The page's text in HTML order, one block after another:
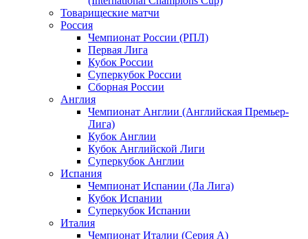
Товарищеские матчи
Россия
Чемпионат России (РПЛ)
Первая Лига
Кубок России
Суперкубок России
Сборная России
Англия
Чемпионат Англии (Английская Премьер-
Лига)
Кубок Англии
Кубок Английской Лиги
Суперкубок Англии
Испания
Чемпионат Испании (Ла Лига)
Кубок Испании
Суперкубок Испании
Италия
Чемпионат Италии (Серия А)